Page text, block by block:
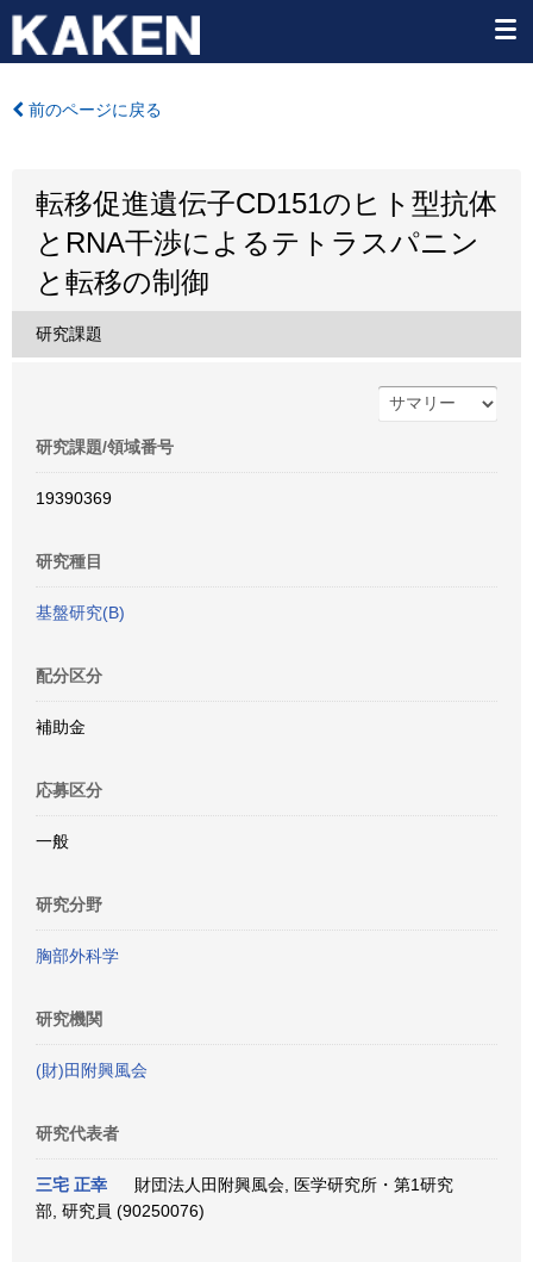
前のページに戻る
転移促進遺伝子CD151のヒト型抗体
とRNA干渉によるテトラスパニン
と転移の制御
研究課題
研究課題/領域番号
19390369
研究種目
基盤研究(B)
配分区分
補助金
応募区分
一般
研究分野
胸部外科学
研究機関
(財)田附興風会
研究代表者
三宅 正幸
財団法人田附興風会, 医学研究所・第1研究
部, 研究員 (90250076)